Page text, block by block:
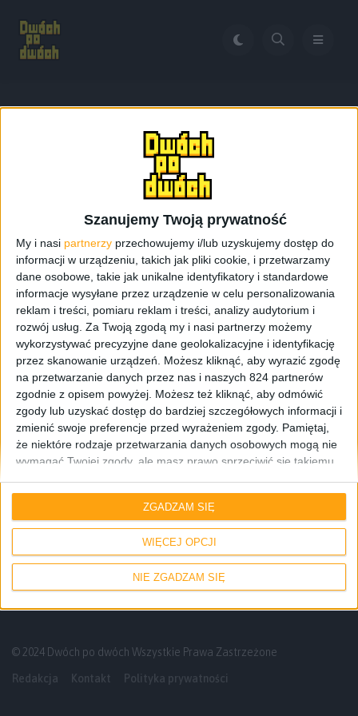
Szanujemy Twoją prywatność
My i nasi partnerzy przechowujemy i/lub uzyskujemy dostęp do
informacji w urządzeniu, takich jak pliki cookie, i przetwarzamy
dane osobowe, takie jak unikalne identyfikatory i standardowe
informacje wysyłane przez urządzenie w celu personalizowania
reklam i treści, pomiaru reklam i treści, analizy audytorium i
rozwój usług. Za Twoją zgodą my i nasi partnerzy możemy
wykorzystywać precyzyjne dane geolokalizacyjne i identyfikację
przez skanowanie urządzeń. Możesz kliknąć, aby wyrazić zgodę
na przetwarzanie danych przez nas i naszych 824 partnerów
zgodnie z opisem powyżej. Możesz też kliknąć, aby odmówić
zgody lub uzyskać dostęp do bardziej szczegółowych informacji i
zmienić swoje preferencje przed wyrażeniem zgody. Pamiętaj,
że niektóre rodzaje przetwarzania danych osobowych mogą nie
wymagać Twojej zgody, ale masz prawo sprzeciwić się takiemu
do tej witryny. Możesz w dowolnym momencie zmienić swoje
preferencje lub wycofać zgodę, wracając na tę stronę i klikając
przycisk "Prywatność" na dole strony.
WIĘCEJ OPCJI
NIE ZGADZAM SIĘ
ZGADZAM SIĘ
Mały iPhone
Małe smartfony w 2023 roku. Co można
© 2024 Dwóch po dwóch Wszystkie Prawa Zastrzeżone
Redakcja Kontakt Polityka prywatności